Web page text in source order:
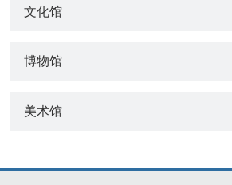
文化馆
博物馆
美术馆